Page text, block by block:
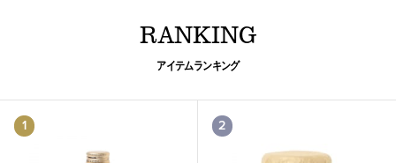
RANKING
アイテムランキング
1 2